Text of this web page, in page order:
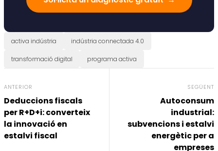
activa indústria indústria connectada 4.0
transformació digital programa activa
ANTERIOR
Deduccions fiscals
per R+D+i: converteix
la innovació en
estalvi fiscal
SEGÜENT
Autoconsum
industrial:
subvencions i estalvi
energètic per a
empreses